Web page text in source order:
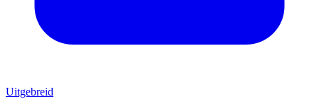
Uitgebreid